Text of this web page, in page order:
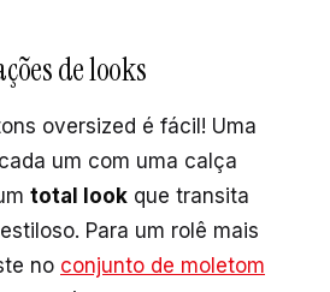
de looks
oversized é fácil! Uma
um com uma calça
total look que transita
Para um rolê mais
no conjunto de moletom